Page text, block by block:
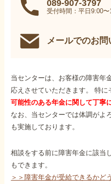
089-907-3797
受付時間：平日9:00〜
メールでのお問
当センターは、お客様の障害年
応えさせていただきます。 特に
可能性のある年金に関して丁寧
なお、当センターでは体調がよ
も実施しております。
相談をする前に障害年金に該当
もできます。
＞＞障害年金が受給できるかど